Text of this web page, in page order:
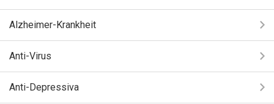
Alzheimer-Krankheit
Anti-Virus
Anti-Depressiva